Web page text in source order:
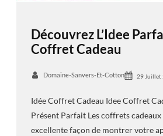
Découvrez L’Idee
Coffret Cadeau
Domaine-Sanvers-Et-Cotton 29 Juillet
Idée Coffret Cadeau Idee Coffret
Présent Parfait Les coffrets cadeaux
excellente façon de montrer votre